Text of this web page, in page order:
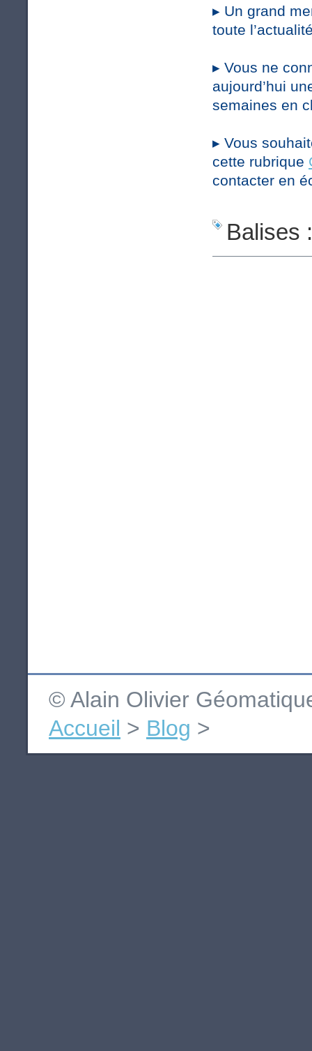
▸ Un grand
toute
▸ Vous ne
aujourd’hui
semaines en
▸ Vous
cette rubrique
contacter en
Balises
© Alain Olivier
Accueil > Blog >